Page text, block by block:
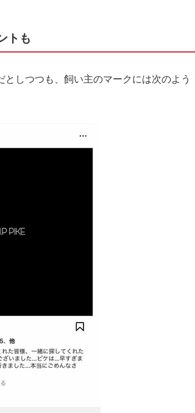
トも
しつつも、飼い主のマークには次のよう